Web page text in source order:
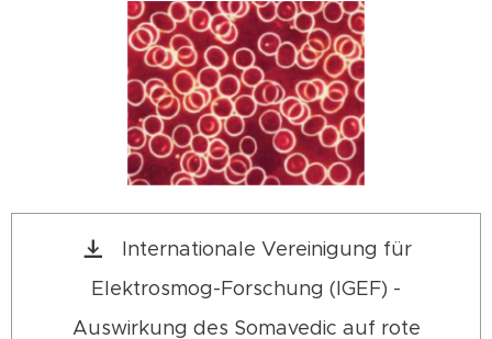
Internationale Vereinigung für
Elektrosmog-Forschung (IGEF) -
Auswirkung des Somavedic auf rote